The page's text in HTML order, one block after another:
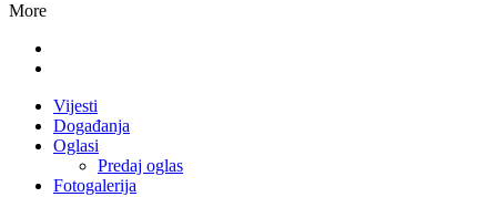
More
Vijesti
Događanja
Oglasi
Predaj oglas
Fotogalerija